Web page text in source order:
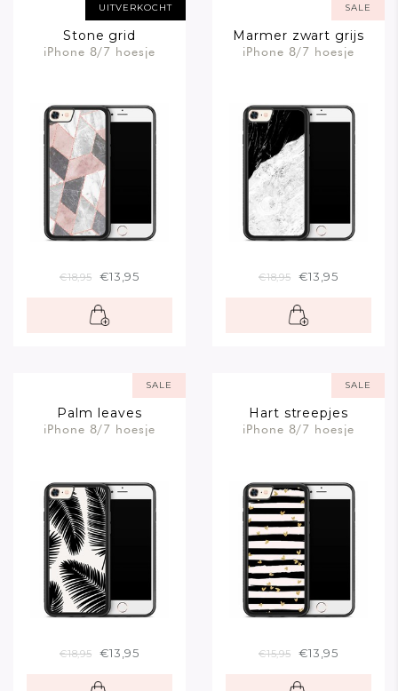
UITVERKOCHT
Stone grid
iPhone 8/7 hoesje
€18,95 €13,95
SALE
Marmer zwart grijs
iPhone 8/7 hoesje
€18,95 €13,95
SALE
Palm leaves
silhouette
iPhone 8/7 hoesje
€18,95 €13,95
SALE
Hart streepjes
iPhone 8/7 hoesje
€15,95 €13,95